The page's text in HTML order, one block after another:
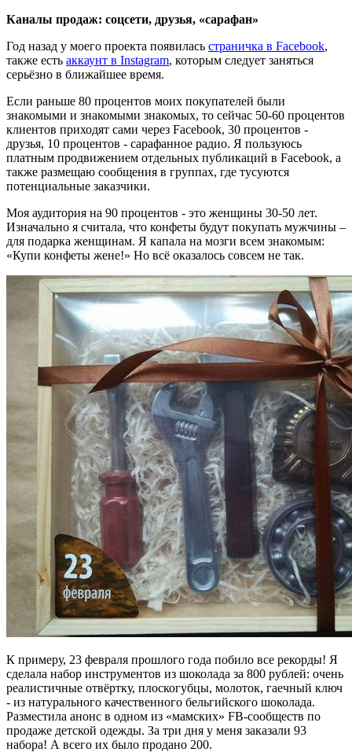
Каналы продаж: соцсети, друзья, «сарафан»
Год назад у моего проекта появилась страничка в Facebook,
также есть аккаунт в Instagram, которым следует заняться
серьёзно в ближайшее время.
Если раньше 80 процентов моих покупателей были
знакомыми и знакомыми знакомых, то сейчас 50-60 процентов
клиентов приходят сами через Facebook, 30 процентов -
друзья, 10 процентов - сарафанное радио. Я пользуюсь
платным продвижением отдельных публикаций в Facebook, а
также размещаю сообщения в группах, где тусуются
потенциальные заказчики.
Моя аудитория на 90 процентов - это женщины 30-50 лет.
Изначально я считала, что конфеты будут покупать мужчины –
для подарка женщинам. Я капала на мозги всем знакомым:
«Купи конфеты жене!» Но всё оказалось совсем не так.
К примеру, 23 февраля прошлого года побило все рекорды! Я
сделала набор инструментов из шоколада за 800 рублей: очень
реалистичные отвёртку, плоскогубцы, молоток, гаечный ключ
- из натурального качественного бельгийского шоколада.
Разместила анонс в одном из «мамских» FB-сообществ по
продаже детской одежды. За три дня у меня заказали 93
набора! А всего их было продано 200.